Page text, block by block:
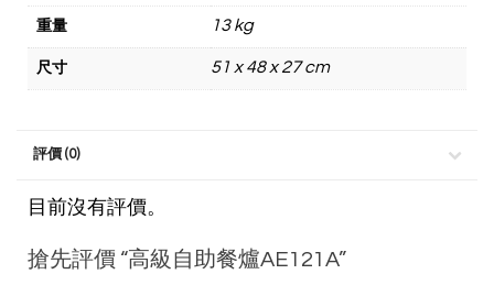
重量 13 kg
尺寸 51 x 48 x 27 cm
評價 (0)
目前沒有評價。
搶先評價 “高級自助餐爐AE121A”